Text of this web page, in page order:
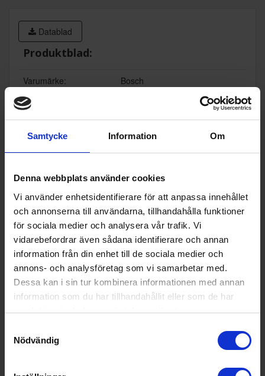
Samtycke Information Om
Denna webbplats använder cookies
Vi använder enhetsidentifierare för att anpassa innehållet
och annonserna till användarna, tillhandahålla funktioner
för sociala medier och analysera vår trafik. Vi
vidarebefordrar även sådana identifierare och annan
information från din enhet till de sociala medier och
annons- och analysföretag som vi samarbetar med.
Dessa kan i sin tur kombinera informationen med annan
information som du har tillhandahållit eller som de har
samlat in när du har använt deras tjänster.
Nödvändig
Datablad
Produktblad:
Varumärke:
Bosch
Modellbeteckning:
Höjd (cm):
81.5
Djup (cm):
57.3
Utsläppsklass för luftbu
ret akustiskt buller:
C
Ljudnivå:
46 decibel A (regn mot ett fönst
er motsvarar ca 45 dB A)
Antal kuvert (st):
14
er per disk: